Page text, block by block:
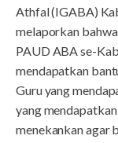
Athfal (IGABA)
melaporkan
PAUD ABA se-
mendapatkan
Guru yang
yang
menekankan agar